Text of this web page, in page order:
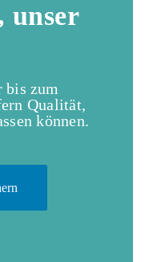
unser
bis zum
Qualität,
können.